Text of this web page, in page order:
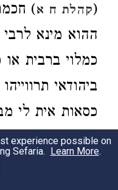
(קהלת ח א)
ההוא מינא לרבי
כמלוי ברבית או
ביהודאי
כסאות אית לי
שעה ושעה לכל
יהודה כד אזיל
experience possible on
Sefaria. Learn More.